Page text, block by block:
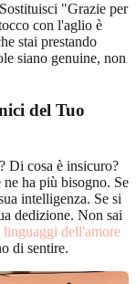
"Grazie per
con l'aglio è
stai prestando
siano genuine, non
del Tuo
Di cosa è insicuro?
ha più bisogno. Se
intelligenza. Se si
dedizione. Non sai
dell'amore
di sentire.